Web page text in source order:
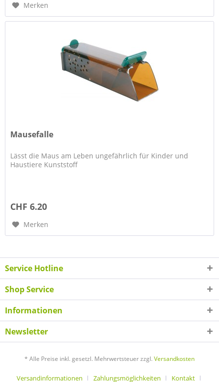
Merken
Mausefalle
Lässt die Maus am Leben ungefährlich für Kinder und
Haustiere Kunststoff
CHF 6.20
Merken
Service Hotline
Shop Service
Informationen
Newsletter
* Alle Preise inkl. gesetzl. Mehrwertsteuer zzgl. Versandkosten
Versandinformationen Zahlungsmöglichkeiten Kontakt